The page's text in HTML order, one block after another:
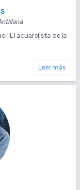
“El acuarelista de la
Leer más